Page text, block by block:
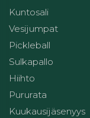
Kuntosali
Vesijumpat
Pickleball
Sulkapallo
Hiihto
Pururata
Kuukausijäsenyys